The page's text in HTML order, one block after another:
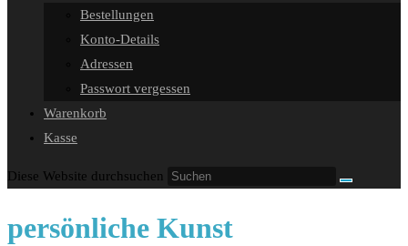
Bestellungen
Konto-Details
Adressen
Passwort vergessen
Warenkorb
Kasse
Diese Website durchsuchen
persönliche Kunst